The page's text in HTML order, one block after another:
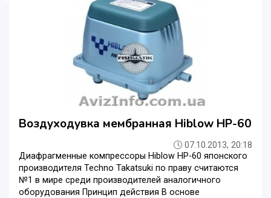
Воздуходувка мембранная Hiblow HР-60
07.10.2013, 20:18
Диафрагменные компрессоры Hiblow HР-60 японского
производителя Techno Takatsuki по праву считаются
№1 в мире среди производителей аналогичного
оборудования Принцип действия В основе